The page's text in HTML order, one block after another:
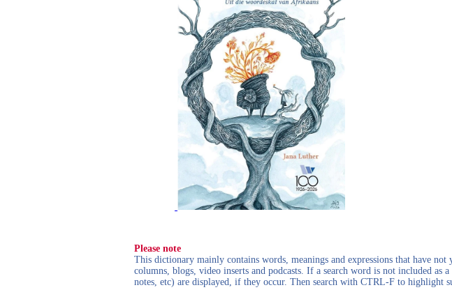
Please note
This dictionary mainly contains words, meanings and expressions that have
columns, blogs, video inserts and podcasts. If a search word is not included as
notes, etc) are displayed, if they occur. Then search with CTRL-F to highlight